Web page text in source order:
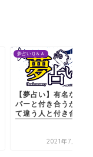
夢占いＱ＆Ａ
【夢占い】有名なラッ
パーと付き合うが別れ
て違う人と付き合う夢
2021年7月20日